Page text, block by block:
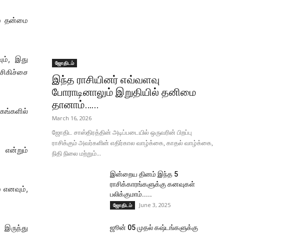
தன்மை
இது
என்றும்
எனவும்,
ஜோதிடம்
இந்த ராசியினர் எவ்வளவு
போராடினாலும் இறுதியில் தனிமை
தானாம்…...
March 16, 2026
ஜோதிட சாஸ்திரத்தின் அடிப்படையில் ஒருவரின் பிறப்பு
ராசிக்கும் அவர்களின் எதிர்கால வாழ்க்கை, காதல் வாழ்க்கை,
நிதி நிலை மற்றும்...
இன்றைய தினம் இந்த 5
ராசிக்காரங்களுக்கு கனவுகள்
பலிக்குமாம்.....
ஜோதிடம் June 3, 2025
ஜூன் 05 முதல் கஷ்டங்களுக்கு